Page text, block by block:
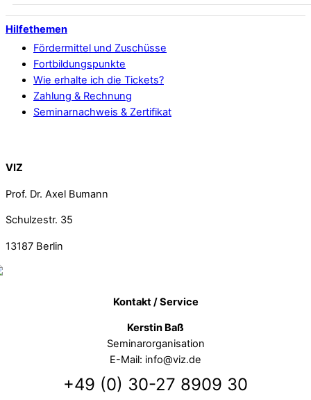
Hilfethemen
Fördermittel und Zuschüsse
Fortbildungspunkte
Wie erhalte ich die Tickets?
Zahlung & Rechnung
Seminarnachweis & Zertifikat
VIZ
Prof. Dr. Axel Bumann
Schulzestr. 35
13187 Berlin
Kontakt / Service
Kerstin Baß
Seminarorganisation
E-Mail: info@viz.de
+49 (0) 30-27 8909 30